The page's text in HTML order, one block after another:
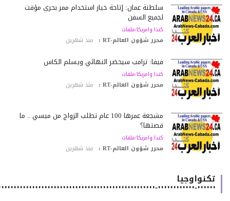
سلطنة عمان: إتاحة خيار استخدام ممر بحري مؤقت
لجميع السفن
كندا وامريكا/ملفات
محرر شؤون العالم-RT : منذ شهرين
فيفا: ترامب سيحضر النهائي ويسلّم الكأس
كندا وامريكا/ملفات
محرر شؤون العالم-RT : منذ شهرين
مشجعة عمرها 100 عام تطلب الزواج من ميسي .. ما
قصتها؟
كندا وامريكا/ملفات
محرر شؤون العالم-RT : منذ شهرين
تكنواوجيا
٠٠٠٠٠٠-٠٠٠٠٠٠٠٠٠٠٠٠-٠٠٠٠٠٠٠٠٠٠٠٠٠٠٠٠٠٠٠٠٠٠٠٠٠٠٠٠٠٠٠٠٠٠٠٠٠٠٠٠٠٠٠٠٠٠٠٠٠٠٠٠٠٠